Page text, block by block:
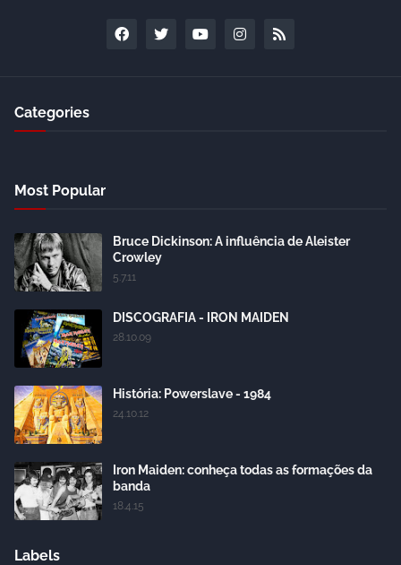
Categories
Most Popular
Bruce Dickinson: A influência de Aleister
Crowley
5.7.11
DISCOGRAFIA - IRON MAIDEN
28.10.09
História: Powerslave - 1984
24.10.12
Iron Maiden: conheça todas as formações da
banda
18.4.15
Labels